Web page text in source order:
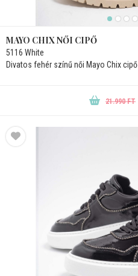
MAYO CHIX NŐI CIPŐ
5116 White
Divatos fehér színű női Mayo Chix cipő
21.990 FT